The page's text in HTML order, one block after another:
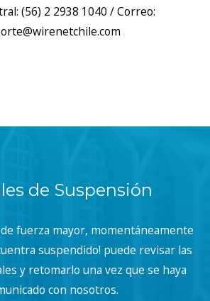
(56) 2 2938 1040 / Correo:
de Suspensión
fuerza mayor, momentáneamente
suspendido! puede revisar las
y retomarlo una vez que se haya
con nosotros.